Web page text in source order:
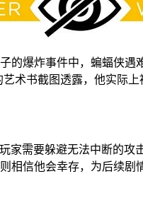
的爆炸事件中，蝙蝠侠
术书截图透露，他实际
家需要躲避无法中断的
相信他会幸存，为后续